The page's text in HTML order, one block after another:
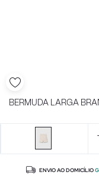
BERMUDA LARGA
ENVIO AO DOMICÍLIO